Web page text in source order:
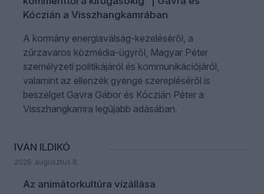
Kóczián a Visszhangkamrában
A kormány energiaválság-kezeléséről, a
zűrzavaros közmédia-ügyről, Magyar Péter
személyzeti politikájáról és kommunikációjáról,
valamint az ellenzék gyenge szerepléséről is
beszélget Gavra Gábor és Kóczián Péter a
Visszhangkamra legújabb adásában.
IVÁN ILDIKÓ
2026. augusztus 8.
Az animátorkultúra vízállása